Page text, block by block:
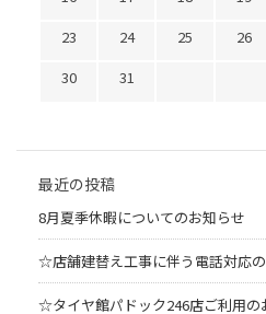
23
24 25 26
30
31
最近の投稿
8月夏季休暇についてのお知らせ
☆店舗建替え工事に伴う電話対応
☆タイヤ館パドック246店ご利用